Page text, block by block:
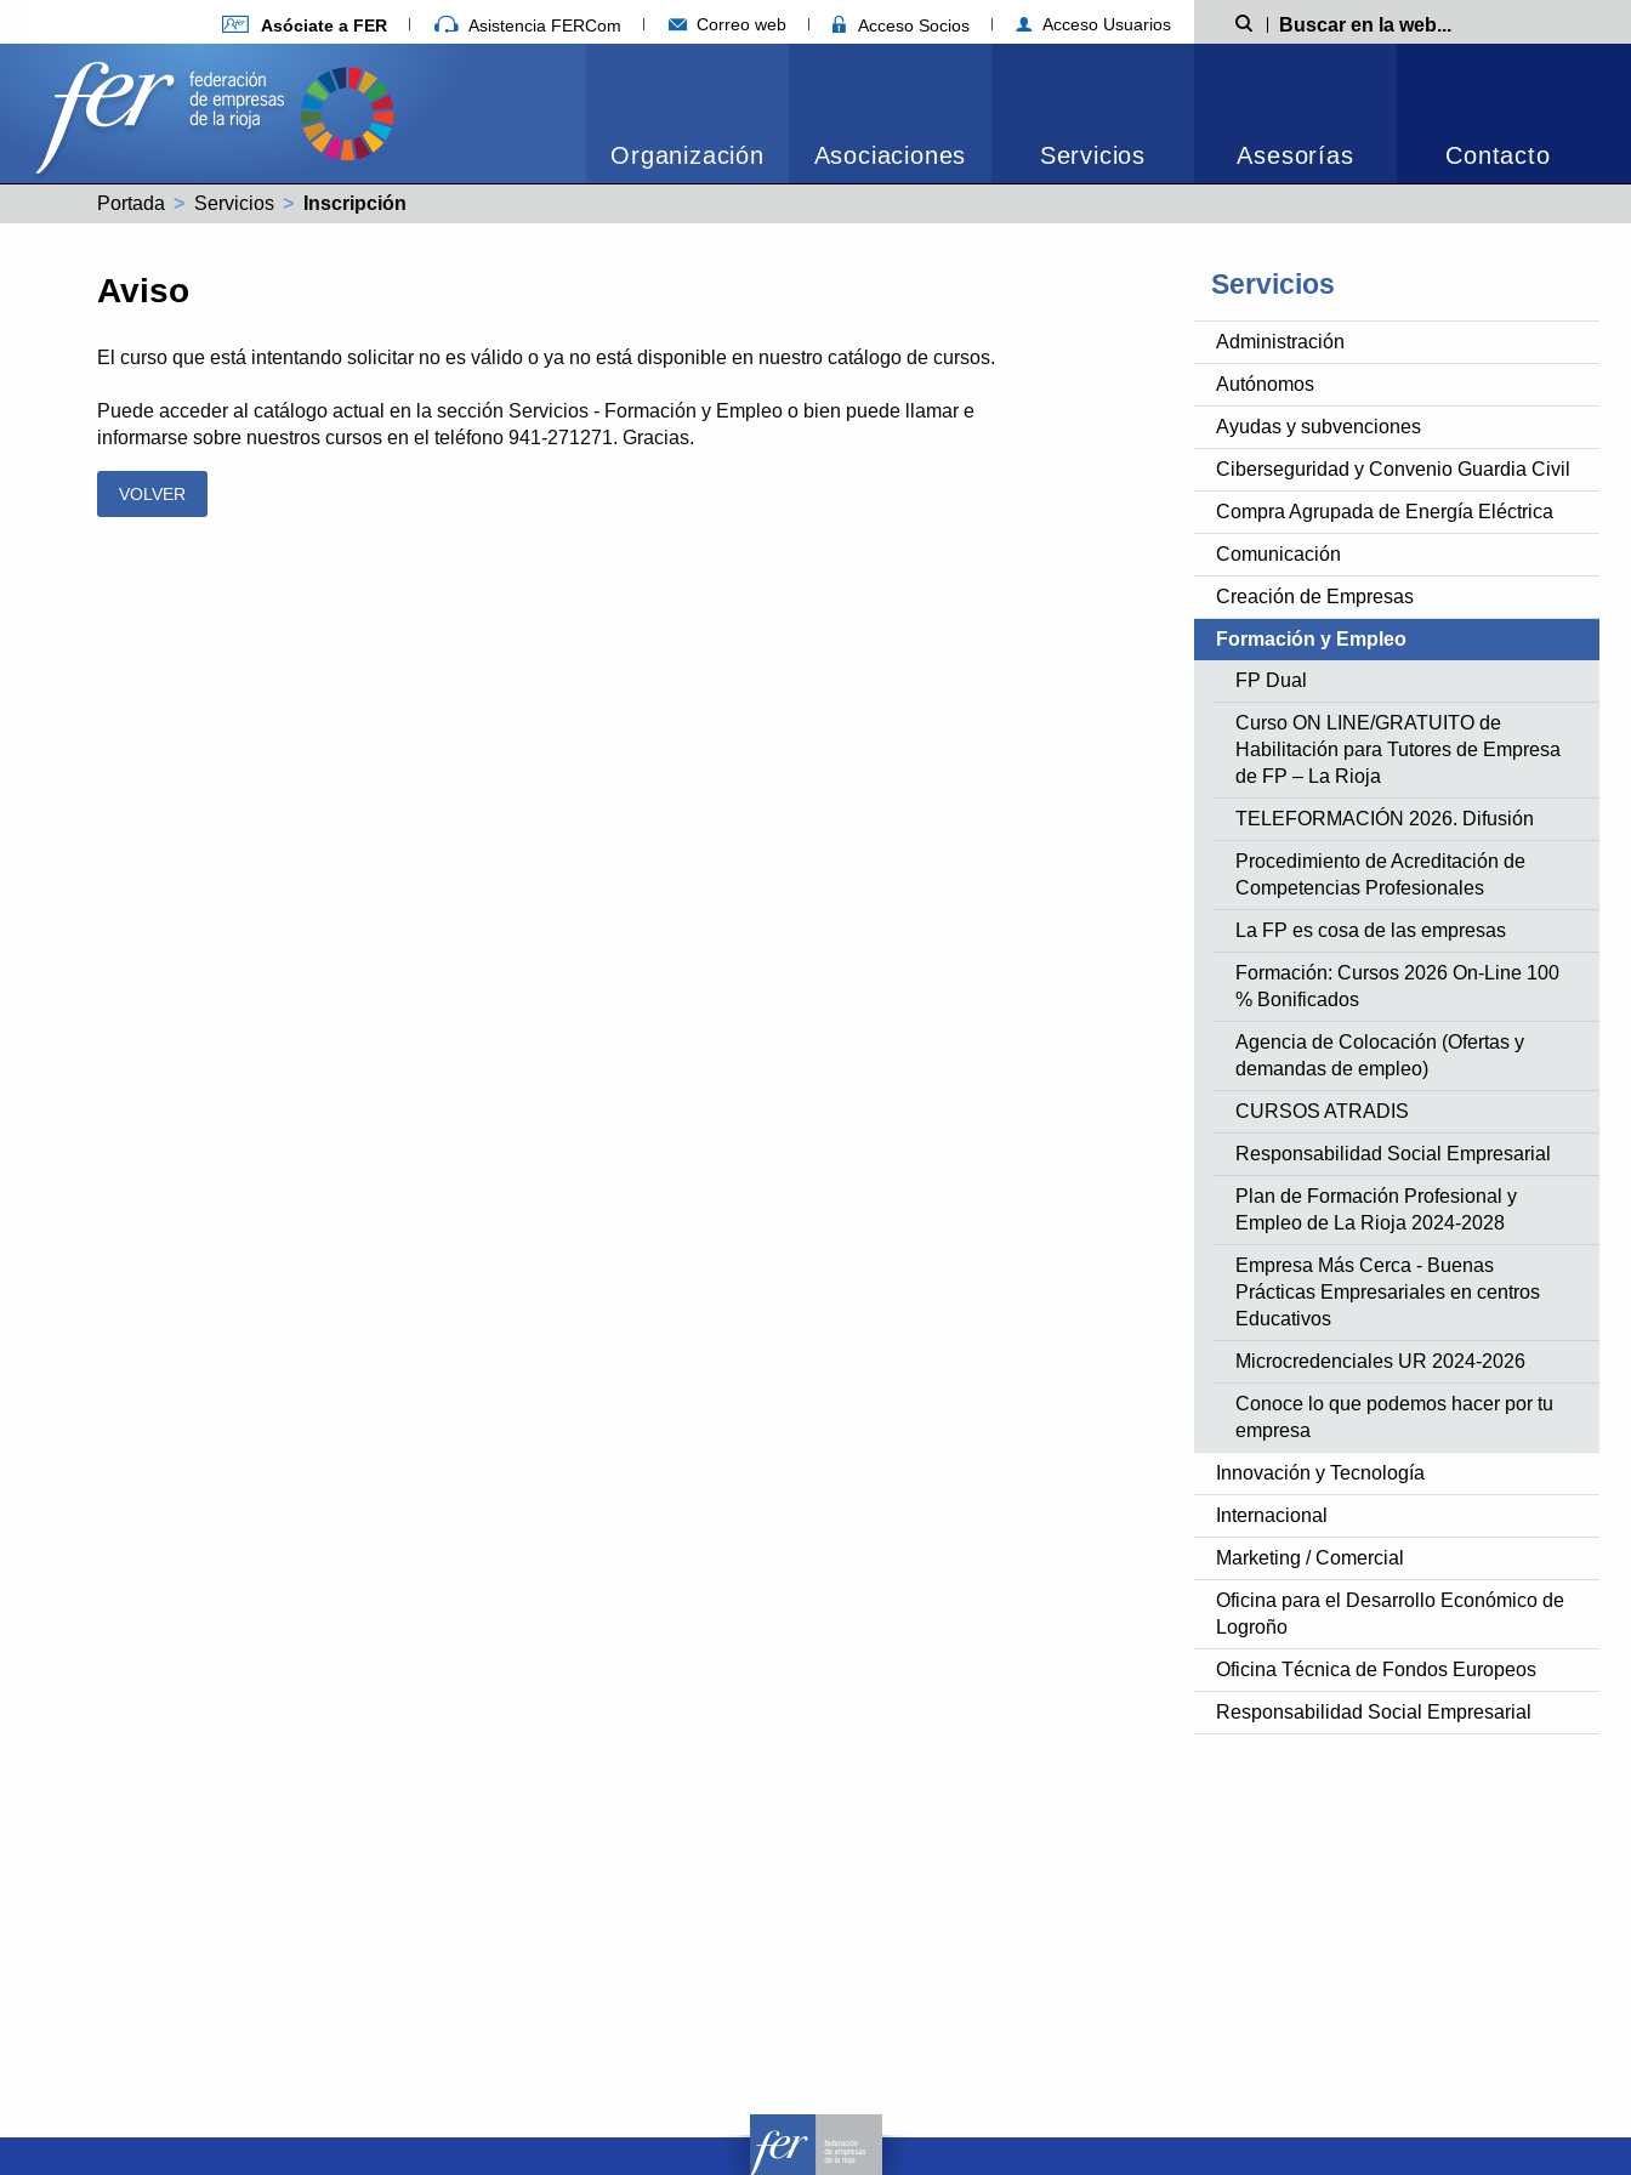
Asóciate a FER Asistencia FERCom Correo web Acceso Socios Acceso Usuarios Búsqueda
Organización Asociaciones Servicios Asesorías Contacto
Portada Servicios Actual:
Inscripción
Servicios
Administración
Autónomos
Ayudas y subvenciones
Ciberseguridad y Convenio Guardia Civil
Compra Agrupada de Energía Eléctrica
Comunicación
Creación de Empresas
Formación y Empleo
FP Dual
Curso ON LINE/GRATUITO de
Habilitación para Tutores de Empresa
de FP – La Rioja
TELEFORMACIÓN 2026. Difusión
Procedimiento de Acreditación de
Competencias Profesionales
La FP es cosa de las empresas
Formación: Cursos 2026 On-Line 100
% Bonificados
Agencia de Colocación (Ofertas y
demandas de empleo)
CURSOS ATRADIS
Responsabilidad Social Empresarial
Plan de Formación Profesional y
Empleo de La Rioja 2024-2028
Empresa Más Cerca - Buenas
Prácticas Empresariales en centros
Educativos
Microcredenciales UR 2024-2026
Conoce lo que podemos hacer por tu
empresa
Innovación y Tecnología
Internacional
Marketing / Comercial
Oficina para el Desarrollo Económico de
Logroño
Oficina Técnica de Fondos Europeos
Responsabilidad Social Empresarial
Aviso
El curso que está intentando solicitar no es válido o ya no está disponible en nuestro catálogo de cursos.
Puede acceder al catálogo actual en la sección Servicios - Formación y Empleo o bien puede llamar e
informarse sobre nuestros cursos en el teléfono 941-271271. Gracias.
VOLVER